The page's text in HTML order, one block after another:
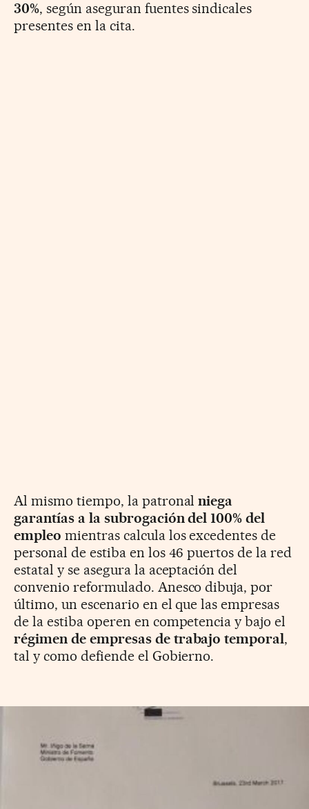
30%, según aseguran fuentes sindicales
presentes en la cita.
Al mismo tiempo, la patronalniega
garantías a la subrogación del 100% del
empleo mientras calcula los excedentes de
personal de estiba en los 46 puertos de la red
estatal y se asegura la aceptación del
convenio reformulado. Anesco dibuja, por
último, un escenario en el que las empresas
de la estiba operen en competencia y bajo el
régimen de empresas de trabajo temporal,
tal y como defiende el Gobierno.